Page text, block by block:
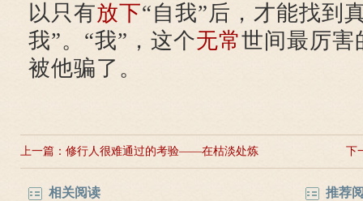
以只有放下“自我”后，才能找到
我”。“我”，这个无常世间最厉害
被他骗了。
上一篇： 修行人很难通过的考验——在枯淡处炼 下
相关阅读 推荐